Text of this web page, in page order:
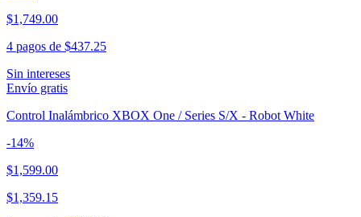
$1,749.00
4 pagos de $437.25
Sin intereses
Envío gratis
Control Inalámbrico XBOX One / Series S/X - Robot White
-14%
$1,599.00
$1,359.15